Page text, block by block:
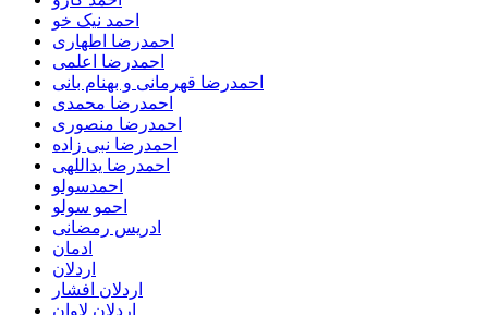
احمد نیک خو
احمدرضا اطهاری
احمدرضا اعلمی
احمدرضا قهرمانی و بهنام بانی
احمدرضا محمدی
احمدرضا منصوری
احمدرضا نبی زاده
احمدرضا یداللهی
احمدسولو
احمو سولو
ادریس رمضانی
ادمان
اردلان
اردلان افشار
اردلان لاوان